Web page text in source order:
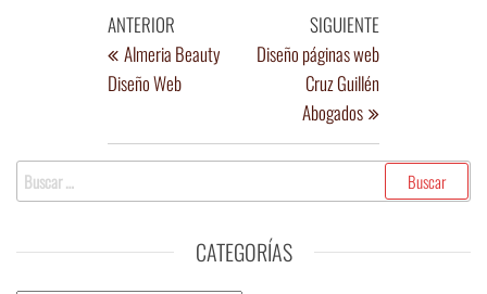
Navegación
de
entradas
Entrada
anterior
ANTERIOR
Almeria Beauty
Diseño Web
Entrada
siguiente
SIGUIENTE
Diseño páginas web
Cruz Guillén
Abogados
Buscar:
CATEGORÍAS